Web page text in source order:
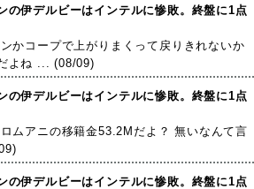
の伊デルビーはインテルに惨敗。終盤に1点
かコープで上がりまくって戻りきれないか
よね ... (08/09)
の伊デルビーはインテルに惨敗。終盤に1点
ムアニの移籍金53.2Mだよ？ 無いなんて言
の伊デルビーはインテルに惨敗。終盤に1点